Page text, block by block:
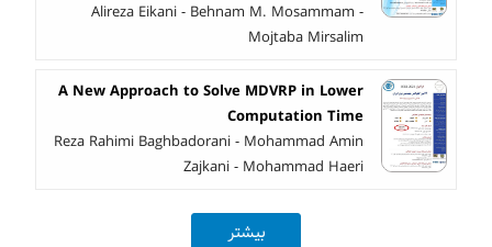
Alireza Eikani - Behnam M. Mosammam -
Mojtaba Mirsalim
A New Approach to Solve MDVRP in Lower
Computation Time
Reza Rahimi Baghbadorani - Mohammad Amin
Zajkani - Mohammad Haeri
بیشتر